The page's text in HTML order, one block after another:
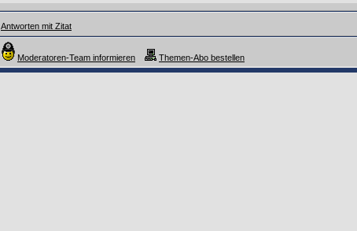
Antworten mit Zitat
Moderatoren-Team informieren Themen-Abo bestellen